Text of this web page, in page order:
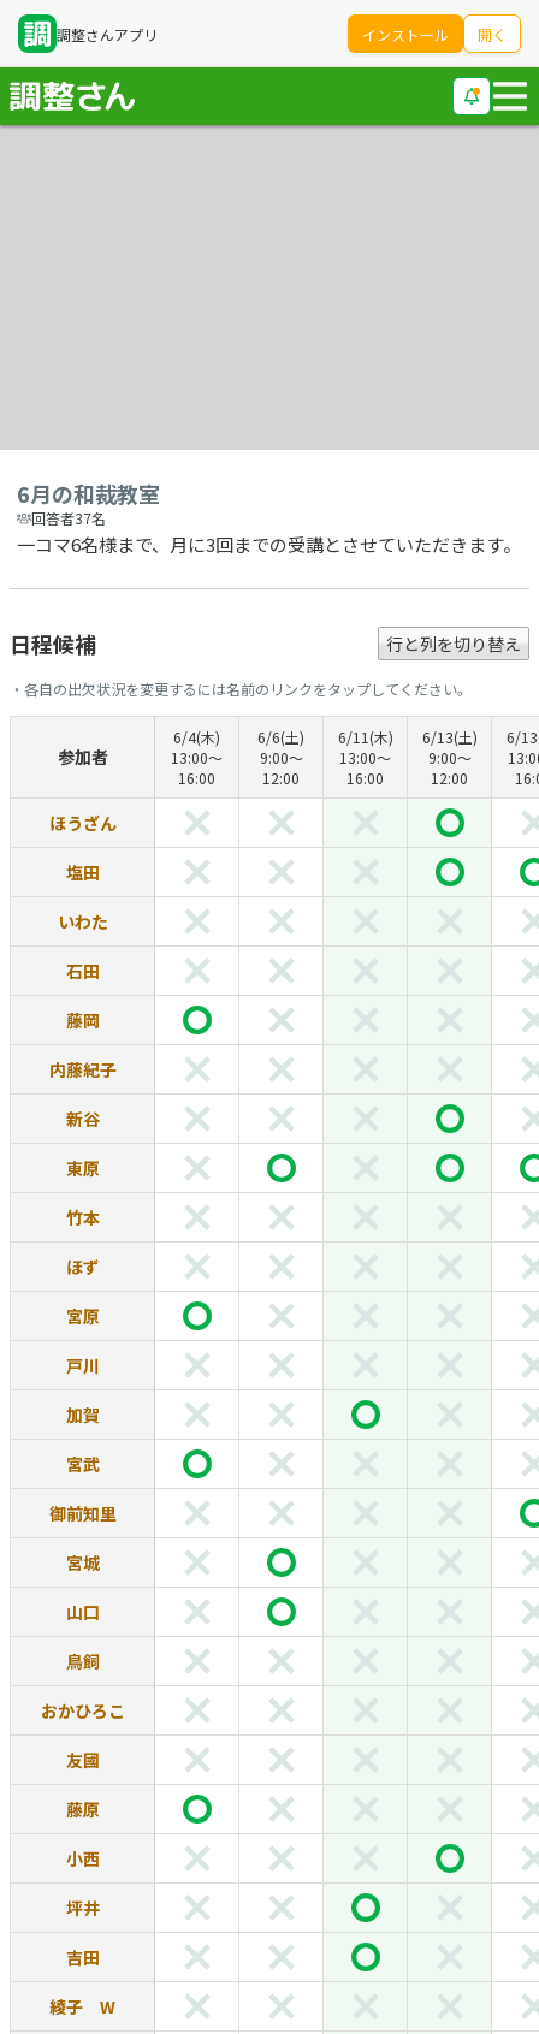
調整さんアプリ インストール 開く
6月の和裁教室
回答者37名
一コマ6名様まで、月に3回までの受講とさせていただきます。
日程候補 行と列を切り替え
・各自の出欠状況を変更するには名前のリンクをタップしてください。
参加者
6/4(木)
13:00〜
16:00
6/6(土)
9:00〜
12:00
6/11(木)
13:00〜
16:00
6/13(土)
9:00〜
12:00
6/
ほうざん
塩田
いわた
石田
藤岡
内藤紀子
新谷
東原
竹本
ほず
宮原
戸川
加賀
宮武
御前知里
宮城
山口
鳥飼
おかひろこ
友國
藤原
小西
坪井
吉田
綾子 W